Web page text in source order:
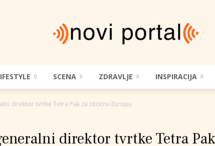
Novi
Portal
SCENA ZDRAVLJE INSPIRACIJA
direktor tvrtke Tetra Pak za Istočnu Europu
direktor tvrtke Tetra